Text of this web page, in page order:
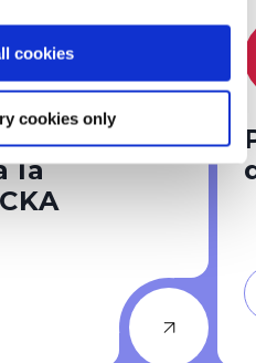
cookies
cookies only
+
la